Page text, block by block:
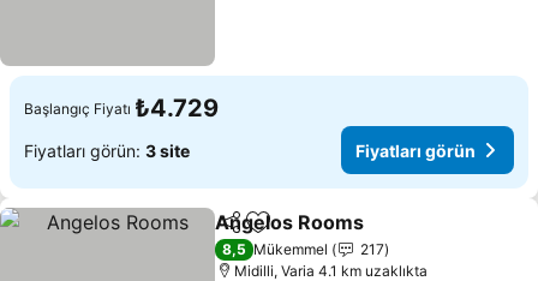
Başlangıç Fiyatı ₺4.729
Fiyatları görün: 3 site Fiyatları görün
PaylaşFavorilerime ekle
Angelos Rooms
8,5 Mükemmel
217
Midilli, Varia 4.1 km uzaklıkta